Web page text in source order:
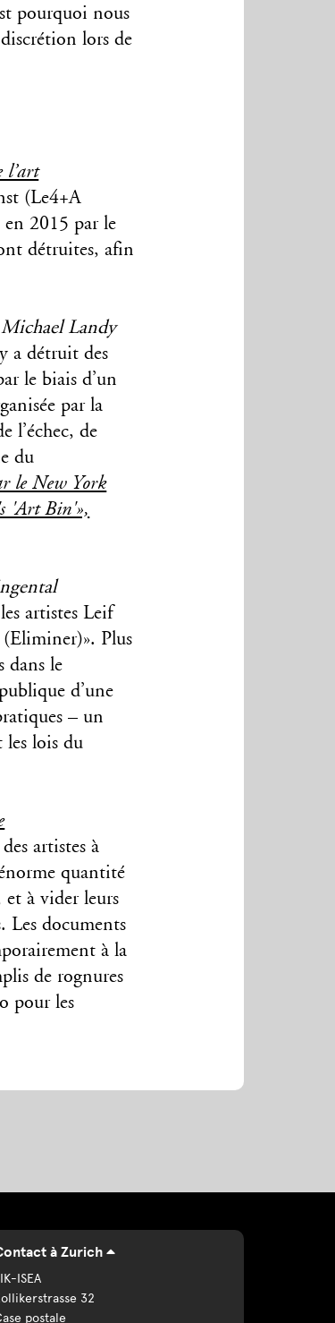
pourquoi nous
lors de
l’art
(Le4+A
en 2015 par le
détruites, afin
Landy
a détruit des
le biais d’un
par la
l’échec, de
du
le New York
'Art Bin'»,
artistes Leif
Plus
dans le
d’une
– un
les lois du
artistes à
quantité
à vider leurs
Les documents
à la
de rognures
pour les
à Zurich
ISEA
32
postale